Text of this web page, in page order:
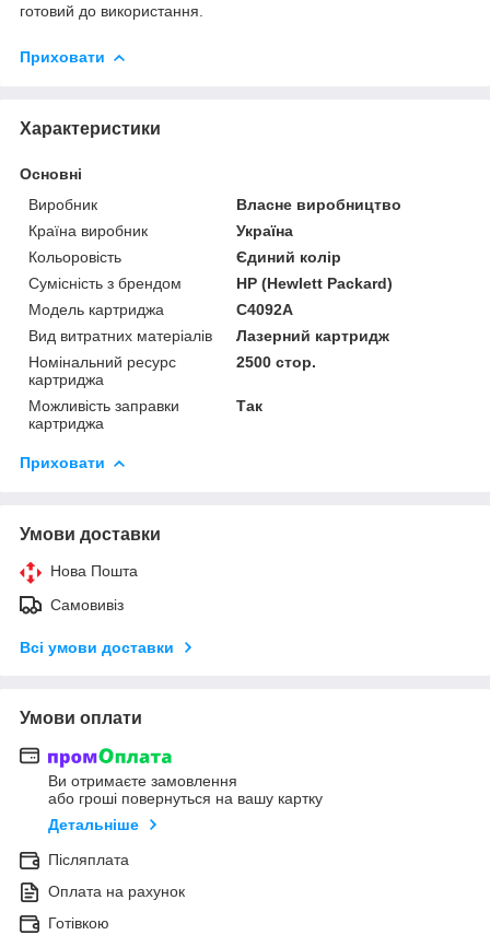
готовий до використання.
Приховати
Характеристики
Основні
Виробник
Власне виробництво
Країна виробник
Україна
Кольоровість
Єдиний колір
Сумісність з брендом
HP (Hewlett Packard)
Модель картриджа
C4092A
Вид витратних матеріалів
Лазерний картридж
Номінальний ресурс
картриджа
2500 стор.
Можливість заправки
картриджа
Так
Приховати
Умови доставки
Нова Пошта
Самовивіз
Всі умови доставки
Умови оплати
Ви отримаєте замовлення
або гроші повернуться на вашу картку
Детальніше
Післяплата
Оплата на рахунок
Готівкою